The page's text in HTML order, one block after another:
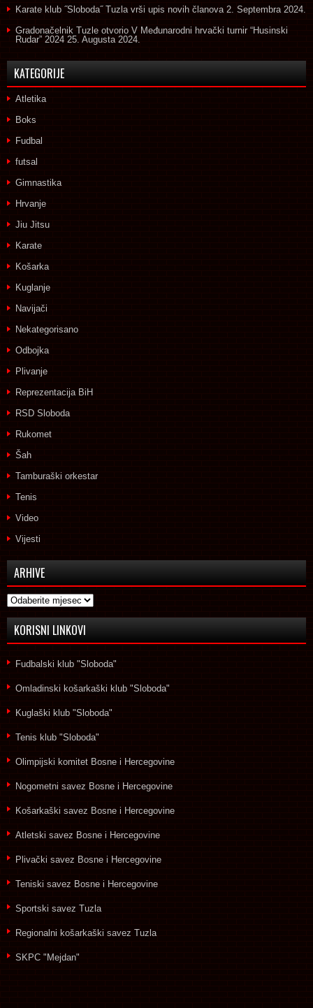
Karate klub ˝Sloboda˝ Tuzla vrši upis novih članova 2. Septembra 2024.
Gradonačelnik Tuzle otvorio V Međunarodni hrvački turnir “Husinski
Rudar” 2024 25. Augusta 2024.
KATEGORIJE
Atletika
Boks
Fudbal
futsal
Gimnastika
Hrvanje
Jiu Jitsu
Karate
Košarka
Kuglanje
Navijači
Nekategorisano
Odbojka
Plivanje
Reprezentacija BiH
RSD Sloboda
Rukomet
Šah
Tamburaški orkestar
Tenis
Video
Vijesti
ARHIVE
Arhive
KORISNI LINKOVI
Fudbalski klub "Sloboda"
Omladinski košarkaški klub "Sloboda"
Kuglaški klub "Sloboda"
Tenis klub "Sloboda"
Olimpijski komitet Bosne i Hercegovine
Nogometni savez Bosne i Hercegovine
Košarkaški savez Bosne i Hercegovine
Atletski savez Bosne i Hercegovine
Plivački savez Bosne i Hercegovine
Teniski savez Bosne i Hercegovine
Sportski savez Tuzla
Regionalni košarkaški savez Tuzla
SKPC "Mejdan"